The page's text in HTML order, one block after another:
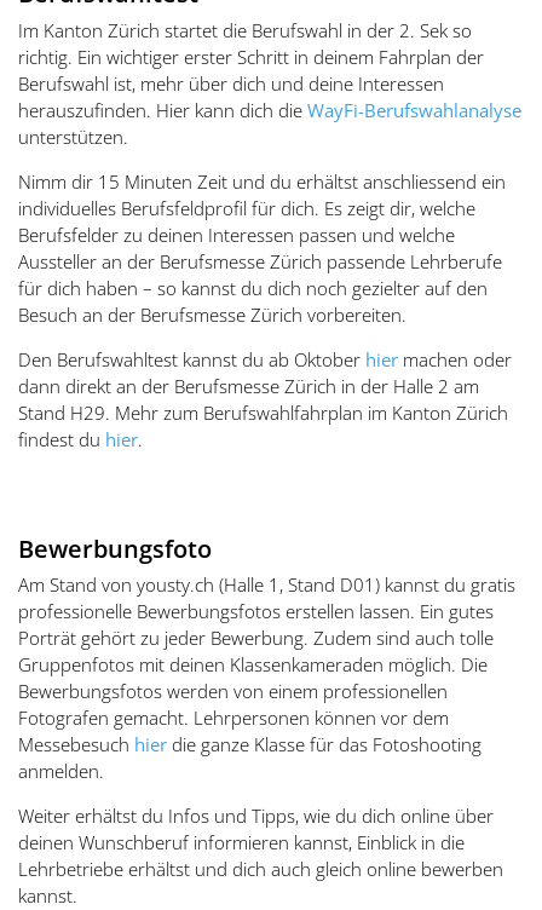
Im Kanton Zürich startet die Berufswahl in der 2. Sek so
richtig. Ein wichtiger erster Schritt in deinem Fahrplan der
Berufswahl ist, mehr über dich und deine Interessen
herauszufinden. Hier kann dich die WayFi-Berufswahlanalyse
unterstützen.
Nimm dir 15 Minuten Zeit und du erhältst anschliessend ein
individuelles Berufsfeldprofil für dich. Es zeigt dir, welche
Berufsfelder zu deinen Interessen passen und welche
Aussteller an der Berufsmesse Zürich passende Lehrberufe
für dich haben – so kannst du dich noch gezielter auf den
Besuch an der Berufsmesse Zürich vorbereiten.
Den Berufswahltest kannst du ab Oktober hier machen oder
dann direkt an der Berufsmesse Zürich in der Halle 2 am
Stand H29. Mehr zum Berufswahlfahrplan im Kanton Zürich
findest du hier.
Bewerbungsfoto
Am Stand von yousty.ch (Halle 1, Stand D01) kannst du gratis
professionelle Bewerbungsfotos erstellen lassen. Ein gutes
Porträt gehört zu jeder Bewerbung. Zudem sind auch tolle
Gruppenfotos mit deinen Klassenkameraden möglich. Die
Bewerbungsfotos werden von einem professionellen
Fotografen gemacht. Lehrpersonen können vor dem
Messebesuch hier die ganze Klasse für das Fotoshooting
anmelden.
Weiter erhältst du Infos und Tipps, wie du dich online über
deinen Wunschberuf informieren kannst, Einblick in die
Lehrbetriebe erhältst und dich auch gleich online bewerben
kannst.